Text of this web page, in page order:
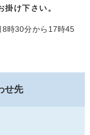
け下さい。
時30分から17時45
せ先